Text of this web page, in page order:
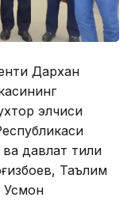
Дархан
элчиси
давлат тили
Таълим
Усмон